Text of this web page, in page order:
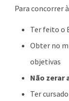
Para concorrer
Ter feito o
Obter no
objetivas
Não zerar
Ter